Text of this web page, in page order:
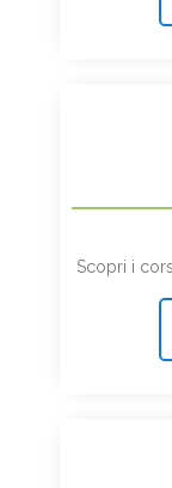
Scopri i